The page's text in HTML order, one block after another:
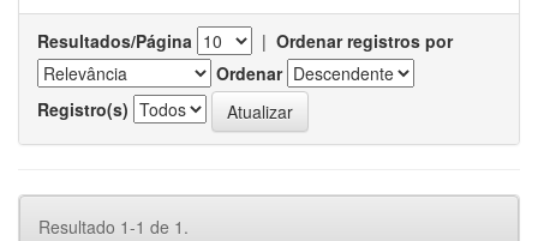
Resultados/Página | Ordenar registros por
Ordenar
Registro(s)
Resultado 1-1 de 1.